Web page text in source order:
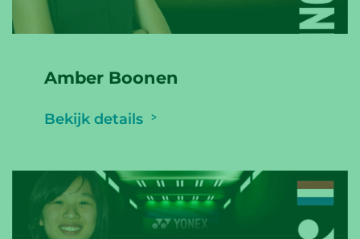
Amber Boonen
Bekijk details